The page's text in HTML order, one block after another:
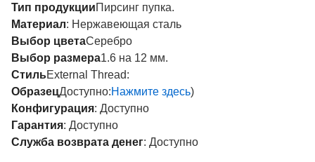
Тип продукцииПирсинг пупка.
Материал: Нержавеющая сталь
Выбор цветаСеребро
Выбор размера1.6 на 12 мм.
СтильExternal Thread:
ОбразецДоступно:Нажмите здесь)
Конфигурация: Доступно
Гарантия: Доступно
Служба возврата денег: Доступно